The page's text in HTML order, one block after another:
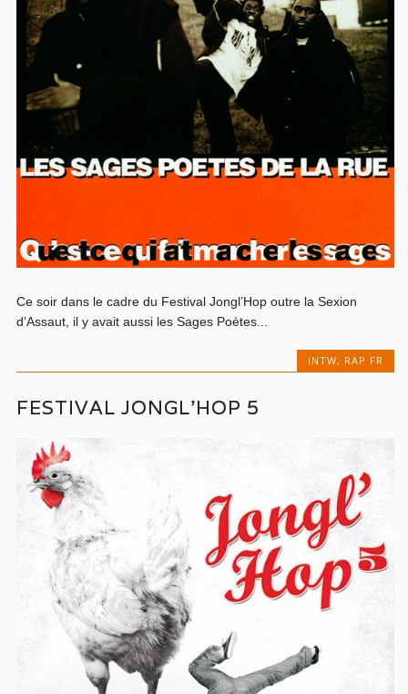
Ce soir dans le cadre du Festival Jongl’Hop outre la Sexion
d’Assaut, il y avait aussi les Sages Poètes...
INTW, RAP FR
FESTIVAL JONGL’HOP 5